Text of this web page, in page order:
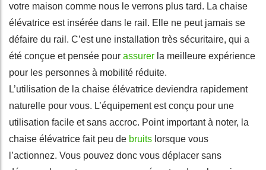
votre maison comme nous le verrons plus tard. La chaise
élévatrice est insérée dans le rail. Elle ne peut jamais se
défaire du rail. C’est une installation très sécuritaire, qui a
été conçue et pensée pour assurer la meilleure expérience
pour les personnes à mobilité réduite.
L’utilisation de la chaise élévatrice deviendra rapidement
naturelle pour vous. L’équipement est conçu pour une
utilisation facile et sans accroc. Point important à noter, la
chaise élévatrice fait peu de bruits lorsque vous
l’actionnez. Vous pouvez donc vous déplacer sans